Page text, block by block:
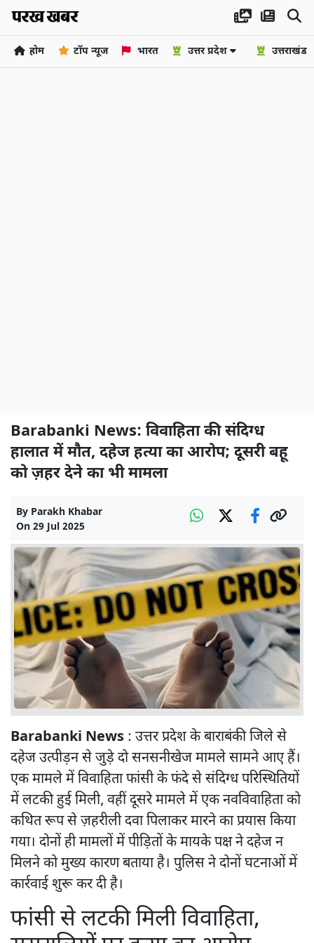
होम टॉप न्यूज भारत उत्तर प्रदेश उत्तराखंड
Barabanki News: विवाहिता की संदिग्ध
हालात में मौत, दहेज हत्या का आरोप; दूसरी बहू
को ज़हर देने का भी मामला
By Parakh Khabar
On 29 Jul 2025
Barabanki News : उत्तर प्रदेश के बाराबंकी जिले से
दहेज उत्पीड़न से जुड़े दो सनसनीखेज मामले सामने आए हैं।
एक मामले में विवाहिता फांसी के फंदे से संदिग्ध परिस्थितियों
में लटकी हुई मिली, वहीं दूसरे मामले में एक नवविवाहिता को
कथित रूप से ज़हरीली दवा पिलाकर मारने का प्रयास किया
गया। दोनों ही मामलों में पीड़ितों के मायके पक्ष ने दहेज न
मिलने को मुख्य कारण बताया है। पुलिस ने दोनों घटनाओं में
कार्रवाई शुरू कर दी है।
फांसी से लटकी मिली विवाहिता,